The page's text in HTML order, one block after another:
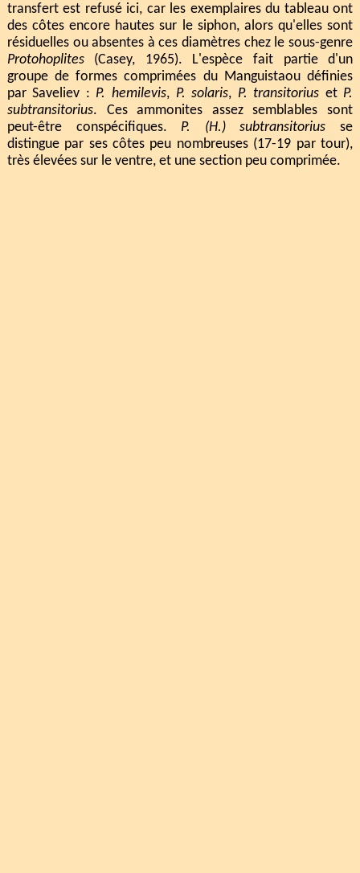
transfert est refusé ici, car les exemplaires du tableau ont
des côtes encore hautes sur le siphon, alors qu'elles sont
résiduelles ou absentes à ces diamètres chez le sous-genre
Protohoplites(Casey, 1965). L'espèce fait partie d'un
groupe de formes comprimées du Manguistaou définies
par Saveliev : P. hemilevis, P. solaris, P. transitorius et P.
subtransitorius. Ces ammonites assez semblables sont
peut-être conspécifiques. P. (H.) subtransitorius se
distingue par ses côtes peu nombreuses (17-19 par tour),
très élevées sur le ventre, et une section peu comprimée.